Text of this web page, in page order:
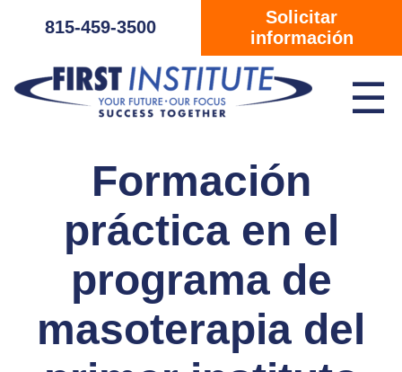
815-459-3500
Solicitar
información
☰
Formación
práctica en el
programa de
masoterapia del